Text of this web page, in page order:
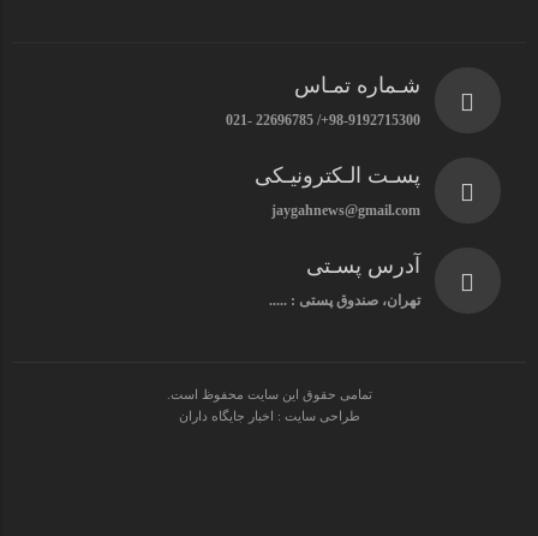
شـماره تمـاس
98-9192715300+/ 22696785 -021
پسـت الـکترونیـکی
jaygahnews@gmail.com
آدرس پسـتی
تهران، صندوق پستی : .....
تمامی حقوق این سایت محفوظ است.
طراحی سایت : اخبار جایگاه داران